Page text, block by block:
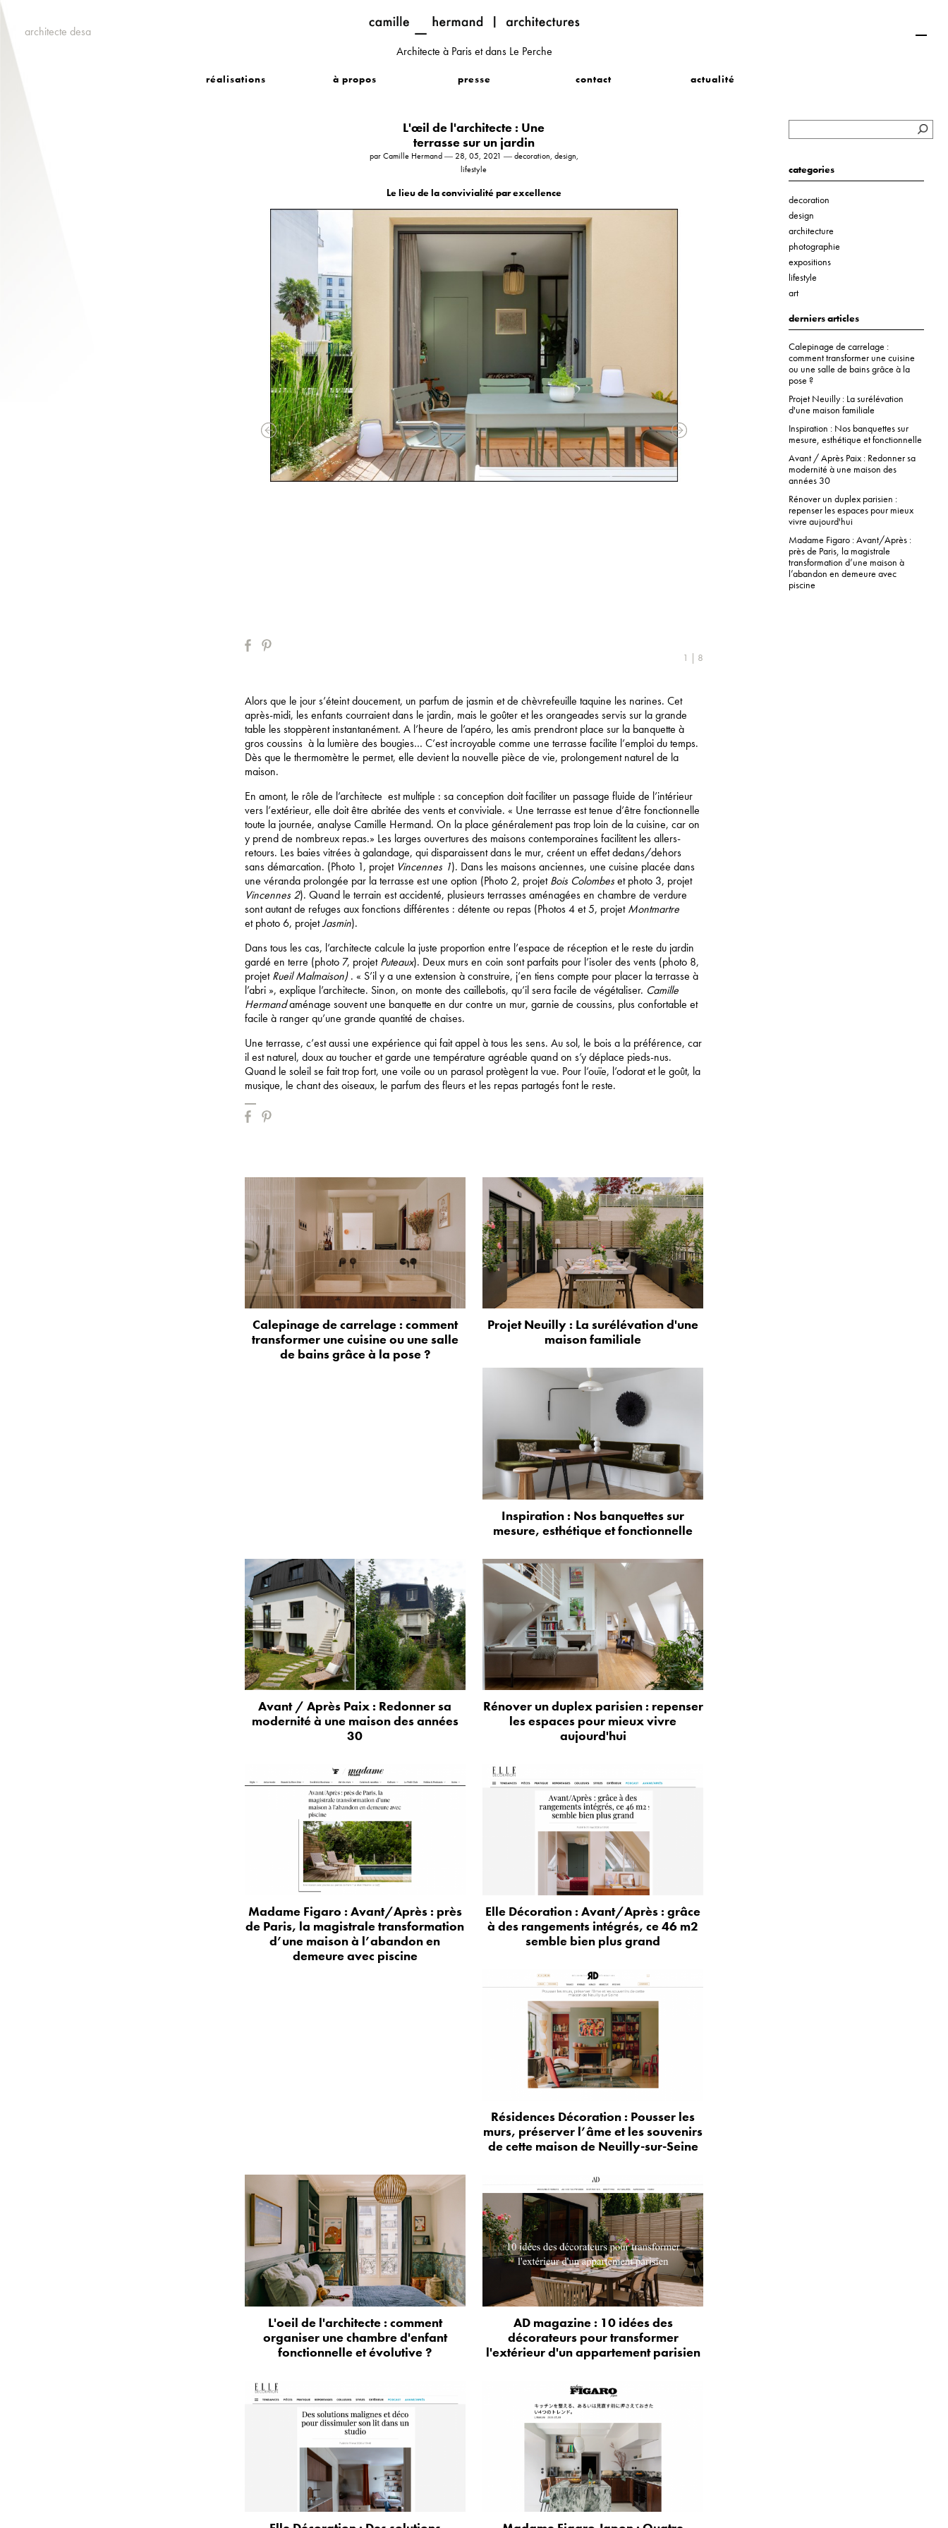
architecte desa
Architecte à Paris et dans Le Perche
réalisations à propos presse contact actualité
L'œil de l'architecte : Une
terrasse sur un jardin
par Camille Hermand ― 28, 05, 2021 ― decoration, design,
lifestyle
Le lieu de la convivialité par excellence
1 | 8
Alors que le jour s’éteint doucement, un parfum de jasmin et de chèvrefeuille taquine les narines. Cet
après-midi, les enfants courraient dans le jardin, mais le goûter et les orangeades servis sur la grande
table les stoppèrent instantanément. A l’heure de l’apéro, les amis prendront place sur la banquette à
gros coussins à la lumière des bougies… C’est incroyable comme une terrasse facilite l’emploi du temps.
Dès que le thermomètre le permet, elle devient la nouvelle pièce de vie, prolongement naturel de la
maison.
En amont, le rôle de l’architecte est multiple : sa conception doit faciliter un passage fluide de l’intérieur
vers l’extérieur, elle doit être abritée des vents et conviviale. « Une terrasse est tenue d’être fonctionnelle
toute la journée, analyse Camille Hermand. On la place généralement pas trop loin de la cuisine, car on
y prend de nombreux repas.» Les larges ouvertures des maisons contemporaines facilitent les allers-
retours. Les baies vitrées à galandage, qui disparaissent dans le mur, créent un effet dedans/dehors
sans démarcation. (Photo 1, projet Vincennes 1). Dans les maisons anciennes, une cuisine placée dans
une véranda prolongée par la terrasse est une option (Photo 2, projetBois Colombeset photo 3, projet
Vincennes 2). Quand le terrain est accidenté, plusieurs terrasses aménagées en chambre de verdure
sont autant de refuges aux fonctions différentes : détente ou repas (Photos 4 et 5, projetMontmartre
et photo 6, projetJasmin).
Dans tous les cas, l’architecte calcule la juste proportion entre l’espace de réception et le reste du jardin
gardé en terre (photo 7, projetPuteaux). Deux murs en coin sont parfaits pour l’isoler des vents (photo 8,
projetRueil Malmaison). « S’il y a une extension à construire, j’en tiens compte pour placer la terrasse à
l’abri », explique l’architecte. Sinon, on monte des caillebotis, qu’il sera facile de végétaliser. Camille
Hermandaménage souvent une banquette en dur contre un mur, garnie de coussins, plus confortable et
facile à ranger qu’une grande quantité de chaises.
Une terrasse, c’est aussi une expérience qui fait appel à tous les sens. Au sol, le bois a la préférence, car
il est naturel, doux au toucher et garde une température agréable quand on s’y déplace pieds-nus.
Quand le soleil se fait trop fort, une voile ou un parasol protègent la vue. Pour l’ouïe, l’odorat et le goût, la
musique, le chant des oiseaux, le parfum des fleurs et les repas partagés font le reste.
Calepinage de carrelage : comment
transformer une cuisine ou une salle
de bains grâce à la pose ?
Projet Neuilly : La surélévation d'une
maison familiale
Inspiration : Nos banquettes sur
mesure, esthétique et fonctionnelle
Avant / Après Paix : Redonner sa
modernité à une maison des années
30
Rénover un duplex parisien : repenser
les espaces pour mieux vivre
aujourd'hui
Madame Figaro : Avant/Après : près
de Paris, la magistrale transformation
d’une maison à l’abandon en
demeure avec piscine
Elle Décoration : Avant/Après : grâce
à des rangements intégrés, ce 46 m2
semble bien plus grand
Résidences Décoration : Pousser les
murs, préserver l’âme et les souvenirs
de cette maison de Neuilly-sur-Seine
L'oeil de l'architecte : comment
organiser une chambre d'enfant
fonctionnelle et évolutive ?
AD magazine : 10 idées des
décorateurs pour transformer
l'extérieur d'un appartement parisien
categories
decoration
design
architecture
photographie
expositions
lifestyle
art
derniers articles
Calepinage de carrelage :
comment transformer une cuisine
ou une salle de bains grâce à la
pose ?
Projet Neuilly : La surélévation
d'une maison familiale
Inspiration : Nos banquettes sur
mesure, esthétique et fonctionnelle
Avant / Après Paix : Redonner sa
modernité à une maison des
années 30
Rénover un duplex parisien :
repenser les espaces pour mieux
vivre aujourd'hui
Madame Figaro : Avant/Après :
près de Paris, la magistrale
transformation d’une maison à
l’abandon en demeure avec
piscine